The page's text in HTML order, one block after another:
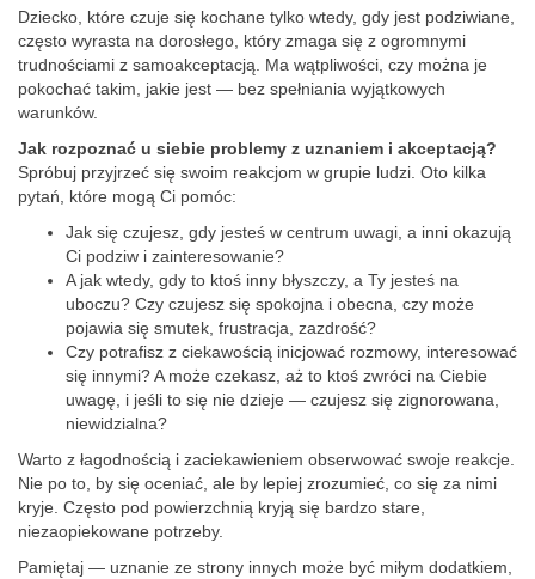
Dziecko, które czuje się kochane tylko wtedy, gdy jest podziwiane,
często wyrasta na dorosłego, który zmaga się z ogromnymi
trudnościami z samoakceptacją. Ma wątpliwości, czy można je
pokochać takim, jakie jest — bez spełniania wyjątkowych
warunków.
Jak rozpoznać u siebie problemy z uznaniem i akceptacją?
Spróbuj przyjrzeć się swoim reakcjom w grupie ludzi. Oto kilka
pytań, które mogą Ci pomóc:
Jak się czujesz, gdy jesteś w centrum uwagi, a inni okazują
Ci podziw i zainteresowanie?
A jak wtedy, gdy to ktoś inny błyszczy, a Ty jesteś na
uboczu? Czy czujesz się spokojna i obecna, czy może
pojawia się smutek, frustracja, zazdrość?
Czy potrafisz z ciekawością inicjować rozmowy, interesować
się innymi? A może czekasz, aż to ktoś zwróci na Ciebie
uwagę, i jeśli to się nie dzieje — czujesz się zignorowana,
niewidzialna?
Warto z łagodnością i zaciekawieniem obserwować swoje reakcje.
Nie po to, by się oceniać, ale by lepiej zrozumieć, co się za nimi
kryje. Często pod powierzchnią kryją się bardzo stare,
niezaopiekowane potrzeby.
Pamiętaj — uznanie ze strony innych może być miłym dodatkiem,